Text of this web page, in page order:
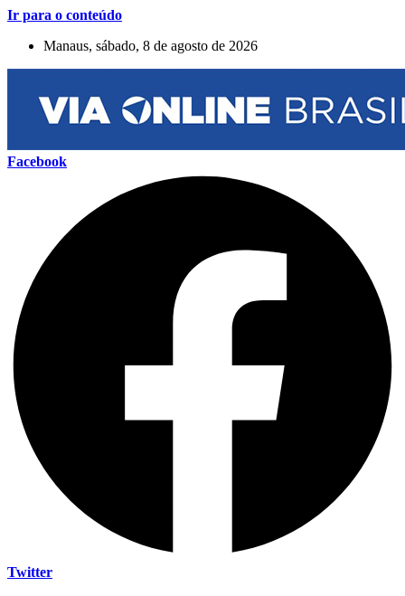
Ir para o conteúdo
Manaus, sábado, 8 de agosto de 2026
Facebook
Twitter